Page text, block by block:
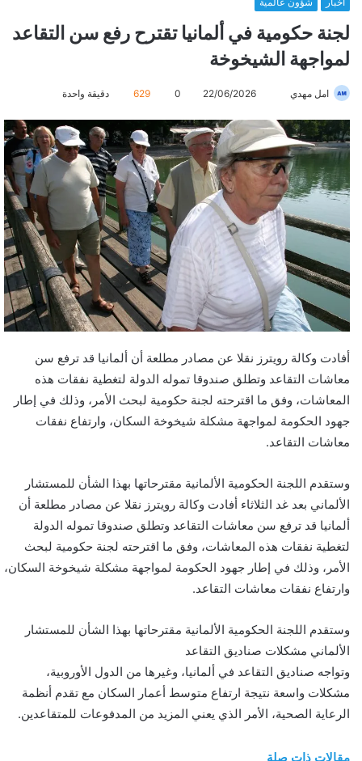
لجنة حكومية في ألمانيا تقترح رفع سن التقاعد
لمواجهة الشيخوخة
امل مهدي
س
ل
ب
ر
ي
د
ا
ل
ك
ت
و
ن
ي
ا
22/06/2026
0
629 دقيقة واحدة
أفادت وكالة رويترز نقلا عن مصادر مطلعة أن ألمانيا قد ترفع سن
معاشات التقاعد وتطلق صندوقا تموله الدولة لتغطية نفقات هذه
المعاشات، وفق ما اقترحته لجنة حكومية لبحث الأمر، وذلك في إطار
جهود الحكومة لمواجهة مشكلة شيخوخة السكان، وارتفاع نفقات
معاشات التقاعد.
وستقدم اللجنة الحكومية الألمانية مقترحاتها بهذا الشأن للمستشار
الألماني بعد غد الثلاثاء أفادت وكالة رويترز نقلا عن مصادر مطلعة أن
ألمانيا قد ترفع سن معاشات التقاعد وتطلق صندوقا تموله الدولة
لتغطية نفقات هذه المعاشات، وفق ما اقترحته لجنة حكومية لبحث
الأمر، وذلك في إطار جهود الحكومة لمواجهة مشكلة شيخوخة السكان،
وارتفاع نفقات معاشات التقاعد.
وستقدم اللجنة الحكومية الألمانية مقترحاتها بهذا الشأن للمستشار
الألماني مشكلات صناديق التقاعد
وتواجه صناديق التقاعد في ألمانيا، وغيرها من الدول الأوروبية،
مشكلات واسعة نتيجة ارتفاع متوسط أعمار السكان مع تقدم أنظمة
الرعاية الصحية، الأمر الذي يعني المزيد من المدفوعات للمتقاعدين.
مقالات ذات صلة